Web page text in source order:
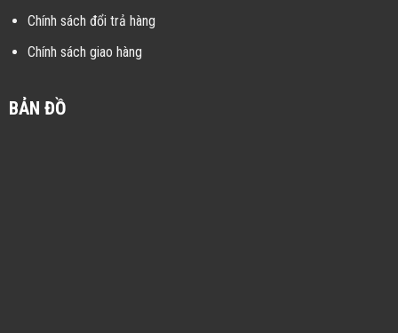
Chính sách đổi trả hàng
Chính sách giao hàng
BẢN ĐỒ